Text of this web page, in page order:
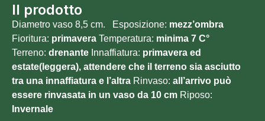
Il prodotto
Diametro vaso 8,5 cm. Esposizione: mezz’ombra
Fioritura: primavera Temperatura: minima 7 C°
Terreno: drenante Innaffiatura: primavera ed
estate(leggera), attendere che il terreno sia asciutto
tra una innaffiatura e l’altra Rinvaso: all’arrivo può
essere rinvasata in un vaso da 10 cm Riposo:
Invernale